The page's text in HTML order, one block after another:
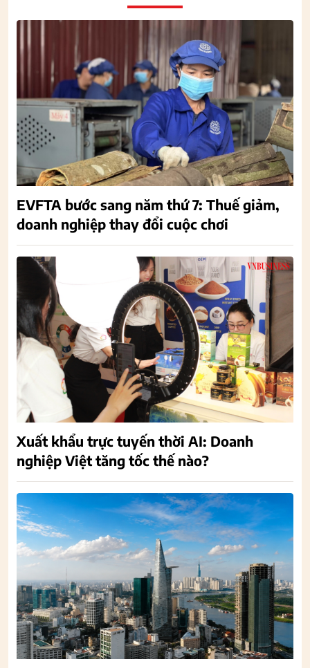
EVFTA bước sang năm thứ 7: Thuế giảm,
doanh nghiệp thay đổi cuộc chơi
Xuất khẩu trực tuyến thời AI: Doanh
nghiệp Việt tăng tốc thế nào?